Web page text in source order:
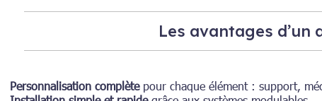
Les avantages
Personnalisation complètepour chaque élément : support,